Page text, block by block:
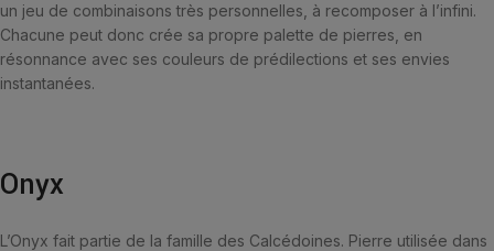
un jeu de combinaisons très personnelles, à recomposer à l’infini.
Chacune peut donc crée sa propre palette de pierres, en
résonnance avec ses couleurs de prédilections et ses envies
instantanées.
Onyx
L’Onyx fait partie de la famille des Calcédoines. Pierre utilisée dans